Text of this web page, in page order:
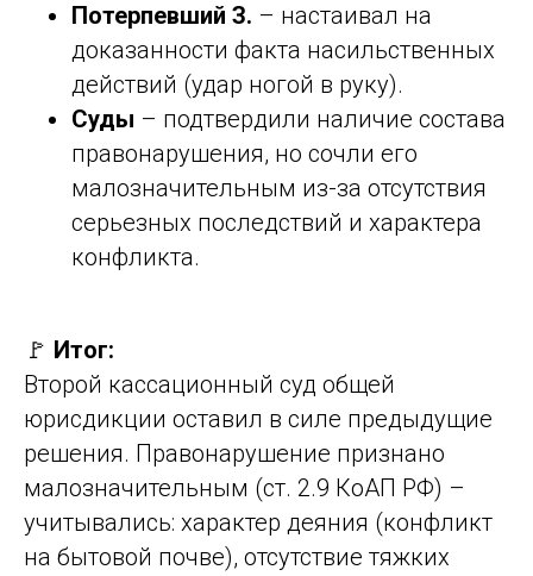
Потерпевший З. – настаивал на
доказанности факта насильственных
действий (удар ногой в руку).
Суды – подтвердили наличие состава
правонарушения, но сочли его
малозначительным из-за отсутствия
серьезных последствий и характера
конфликта.
🚩 Итог:
Второй кассационный суд общей
юрисдикции оставил в силе предыдущие
решения. Правонарушение признано
малозначительным (ст. 2.9 КоАП РФ) –
учитывались: характер деяния (конфликт
на бытовой почве), отсутствие тяжких